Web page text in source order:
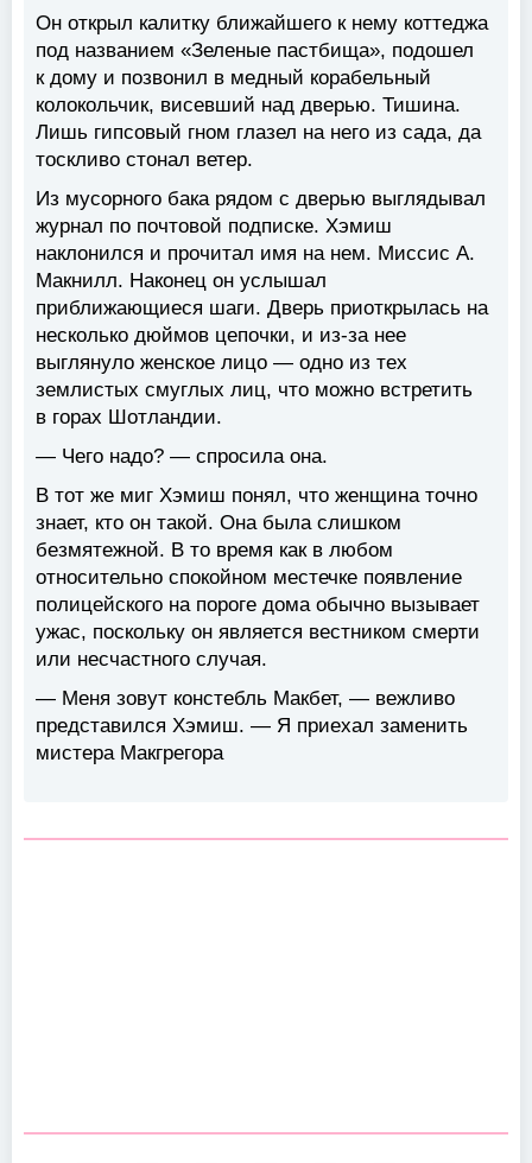
Он открыл калитку ближайшего к нему коттеджа
под названием «Зеленые пастбища», подошел
к дому и позвонил в медный корабельный
колокольчик, висевший над дверью. Тишина.
Лишь гипсовый гном глазел на него из сада, да
тоскливо стонал ветер.
Из мусорного бака рядом с дверью выглядывал
журнал по почтовой подписке. Хэмиш
наклонился и прочитал имя на нем. Миссис А.
Макнилл. Наконец он услышал
приближающиеся шаги. Дверь приоткрылась на
несколько дюймов цепочки, и из-за нее
выглянуло женское лицо — одно из тех
землистых смуглых лиц, что можно встретить
в горах Шотландии.
— Чего надо? — спросила она.
В тот же миг Хэмиш понял, что женщина точно
знает, кто он такой. Она была слишком
безмятежной. В то время как в любом
относительно спокойном местечке появление
полицейского на пороге дома обычно вызывает
ужас, поскольку он является вестником смерти
или несчастного случая.
— Меня зовут констебль Макбет, — вежливо
представился Хэмиш. — Я приехал заменить
мистера Макгрегора